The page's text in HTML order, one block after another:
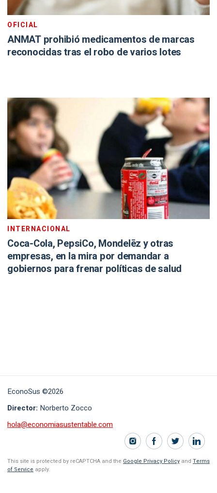
OFICIAL
ANMAT prohibió medicamentos de marcas
reconocidas tras el robo de varios lotes
INTERNACIONAL
Coca-Cola, PepsiCo, Mondelēz y otras
empresas, en la mira por demandar a
gobiernos para frenar políticas de salud
EconoSus ©2026
Director: Norberto Zocco
hola@economiasustentable.com
This site is protected by reCAPTCHA and the Google Privacy Policy and Terms
of Service apply.